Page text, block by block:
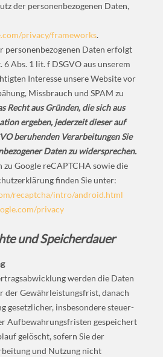
der personenbezogenen Daten,
privacy/frameworks.
personenbezogenen Daten erfolgt
Abs. 1 lit. f DSGVO aus unserem
Interesse unsere Website vor
Missbrauch und SPAM zu
Recht aus Gründen, die sich aus
ergeben, jederzeit dieser auf
beruhenden Verarbeitungen Sie
Daten zu widersprechen.
Google reCAPTCHA sowie die
finden Sie unter:
recaptcha/intro/android.html
privacy
und Speicherdauer
werden die Daten
der Gewährleistungsfrist, danach
gesetzlicher, insbesondere steuer-
Aufbewahrungsfristen gespeichert
gelöscht, sofern Sie der
und Nutzung nicht